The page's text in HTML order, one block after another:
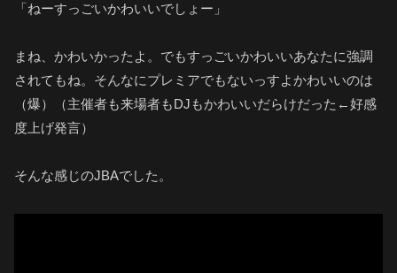
「ねーすっごいかわいいでしょー」
まね、かわいかったよ。でもすっごいかわいいあなたに強調
されてもね。そんなにプレミアでもないっすよかわいいのは
（爆）（主催者も来場者もDJもかわいいだらけだった←好感
度上げ発言）
そんな感じのJBAでした。